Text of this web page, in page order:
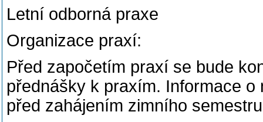
Letní odborná praxe
Organizace praxí:
Před započetím praxí se bude
přednášky k praxím. Informace
před zahájením zimního